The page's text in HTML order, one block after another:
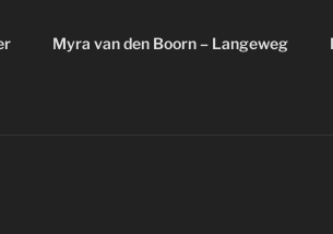
Myra van den Boorn – Langeweg